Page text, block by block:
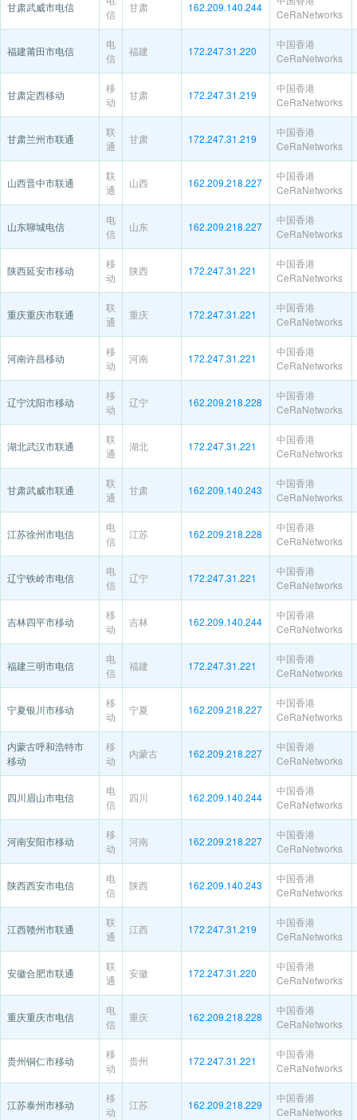
甘肃武威市电信
信
甘肃 162.209.140.244
CeRaNetworks
福建莆田市电信
电
信
福建 172.247.31.220
中国香港
CeRaNetworks
甘肃定西移动
移
动
甘肃 172.247.31.219
中国香港
CeRaNetworks
甘肃兰州市联通
联
通
甘肃 172.247.31.219
中国香港
CeRaNetworks
山西晋中市联通
联
通
山西 162.209.218.227
中国香港
CeRaNetworks
山东聊城电信
电
信
山东 162.209.218.227
中国香港
CeRaNetworks
陕西延安市移动
移
动
陕西 172.247.31.221
中国香港
CeRaNetworks
重庆重庆市联通
联
通
重庆 172.247.31.221
中国香港
CeRaNetworks
河南许昌移动
移
动
河南 172.247.31.221
中国香港
CeRaNetworks
辽宁沈阳市移动
移
动
辽宁 162.209.218.228
中国香港
CeRaNetworks
湖北武汉市联通
联
通
湖北 172.247.31.221
中国香港
CeRaNetworks
甘肃武威市联通
联
通
甘肃 162.209.140.243
中国香港
CeRaNetworks
江苏徐州市电信
电
信
江苏 162.209.218.228
中国香港
CeRaNetworks
辽宁铁岭市电信
电
信
辽宁 172.247.31.221
中国香港
CeRaNetworks
吉林四平市移动
移
动
吉林 162.209.140.244
中国香港
CeRaNetworks
福建三明市电信
电
信
福建 172.247.31.221
中国香港
CeRaNetworks
宁夏银川市移动
移
动
宁夏 162.209.218.227
中国香港
CeRaNetworks
内蒙古呼和浩特市
移动
移
动
内蒙古 162.209.218.227
中国香港
CeRaNetworks
四川眉山市电信
电
信
四川 162.209.140.244
中国香港
CeRaNetworks
河南安阳市移动
移
动
河南 162.209.218.227
中国香港
CeRaNetworks
陕西西安市电信
电
信
陕西 162.209.140.243
中国香港
CeRaNetworks
江西赣州市联通
联
通
江西 172.247.31.219
中国香港
CeRaNetworks
安徽合肥市联通
联
通
安徽 172.247.31.220
中国香港
CeRaNetworks
重庆重庆市电信
电
信
重庆 162.209.218.228
中国香港
CeRaNetworks
贵州铜仁市移动
移
动
贵州 172.247.31.221
中国香港
CeRaNetworks
江苏泰州市移动
移
动
江苏 162.209.218.229
中国香港
CeRaNetworks